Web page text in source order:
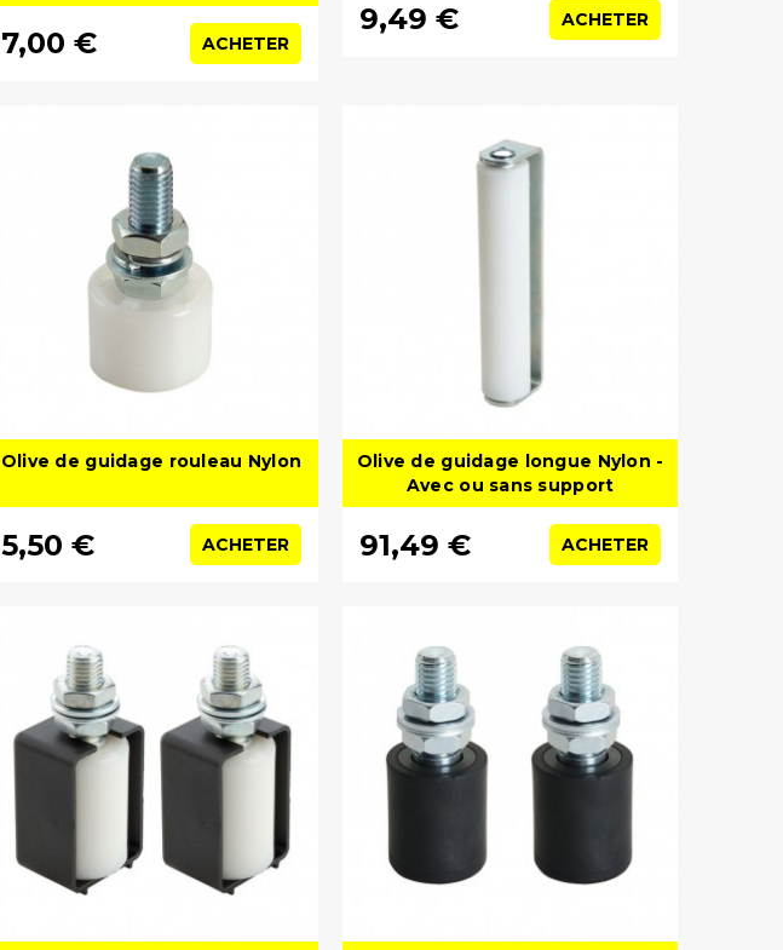
7,00 € ACHETER
9,49 € ACHETER
Olive de guidage rouleau Nylon
5,50 € ACHETER
Olive de guidage longue Nylon -
Avec ou sans support
91,49 € ACHETER